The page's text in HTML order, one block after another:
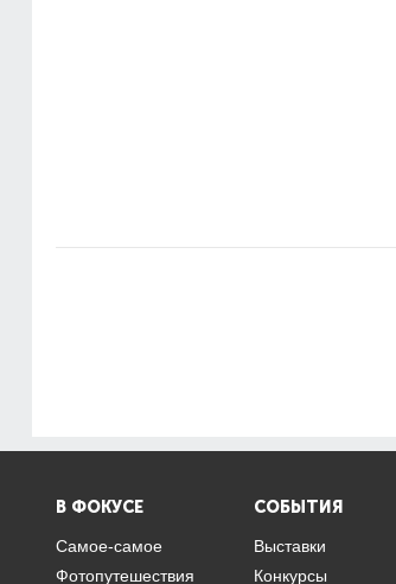
В ФОКУСЕ
Самое-самое
Фотопутешествия
СОБЫТИЯ
Выставки
Конкурсы